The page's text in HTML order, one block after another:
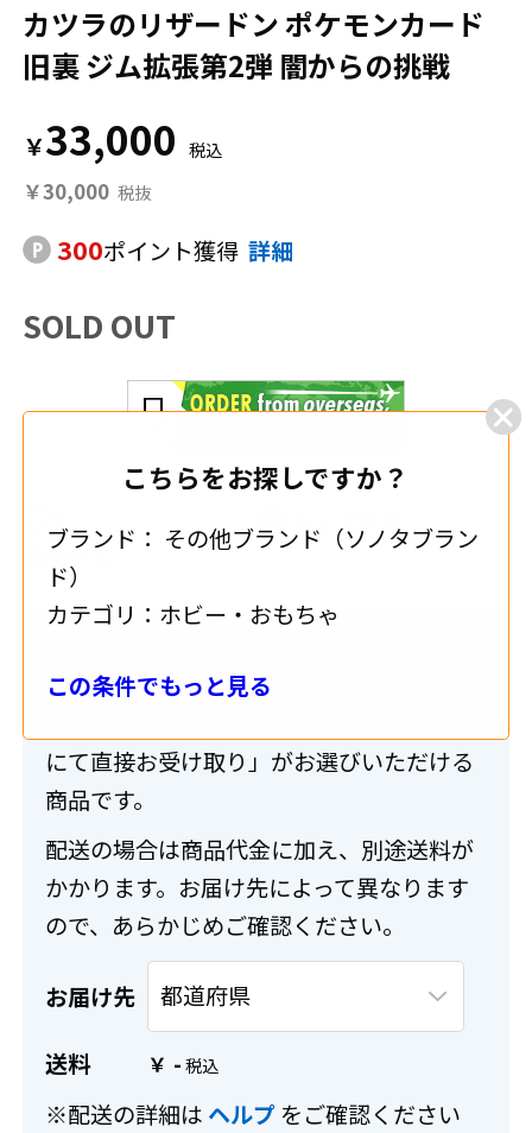
カツラのリザードン ポケモンカード
旧裏 ジム拡張第2弾 闇からの挑戦
￥33,000
￥30,000
300ポイント獲得 詳細
SOLD OUT
こちらをお探しですか？
ブランド： その他ブランド（ソノタブラン
ド）
カテゴリ： ホビー・おもちゃ
この条件でもっと見る
追加する
にて直接お受け取り」がお選びいただける
商品です。
配送の場合は商品代金に加え、別途送料が
かかります。お届け先によって異なります
ので、あらかじめご確認ください。
お届け先
送料 ￥ -
※配送の詳細は ヘルプ をご確認ください